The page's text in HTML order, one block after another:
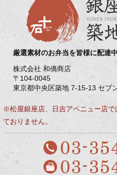
厳選素材のお弁当を皆様に配達中
株式会社 和僑商店
〒104-0045
東京都中央区築地 7-15-13 セブ
※松屋銀座店、日吉アベニュー店
ておりません。